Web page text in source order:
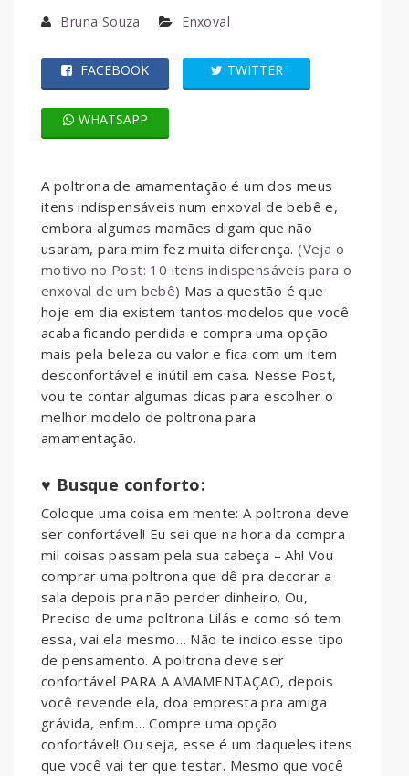
Bruna Souza Enxoval
FACEBOOK TWITTER
WHATSAPP
A poltrona de amamentação é um dos meus
itens indispensáveis num enxoval de bebê e,
embora algumas mamães digam que não
usaram, para mim fez muita diferença.(Veja o
motivo no Post: 10 itens indispensáveis para o
enxoval de um bebê) Mas a questão é que
hoje em dia existem tantos modelos que você
acaba ficando perdida e compra uma opção
mais pela beleza ou valor e fica com um item
desconfortável e inútil em casa. Nesse Post,
vou te contar algumas dicas para escolher o
melhor modelo de poltrona para
amamentação.
♥ Busque conforto:
Coloque uma coisa em mente: A poltrona deve
ser confortável! Eu sei que na hora da compra
mil coisas passam pela sua cabeça – Ah! Vou
comprar uma poltrona que dê pra decorar a
sala depois pra não perder dinheiro. Ou,
Preciso de uma poltrona Lilás e como só tem
essa, vai ela mesmo… Não te indico esse tipo
de pensamento. A poltrona deve ser
confortável PARA A AMAMENTAÇÃO, depois
você revende ela, doa empresta pra amiga
grávida, enfim… Compre uma opção
confortável! Ou seja, esse é um daqueles itens
que você vai ter que testar. Mesmo que você